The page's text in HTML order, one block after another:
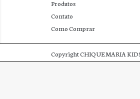
Produtos
Contato
Como Comprar
Copyright CHIQUE MARIA